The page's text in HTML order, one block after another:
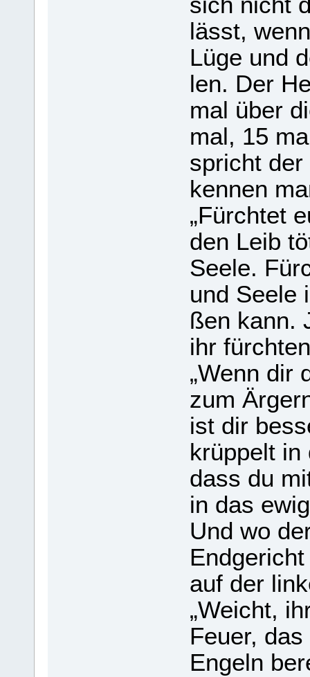
lässt,
Lüge und
len. Der
mal über
mal, 15
spricht
ken­nen
„Fürch­tet
den Leib
Seele.
und Seele
ßen kann.
ihr
„Wenn dir
zum
ist dir
krüp­pelt in
dass du
in das
Und wo
auf der
„Weicht,
Feuer,
Engeln